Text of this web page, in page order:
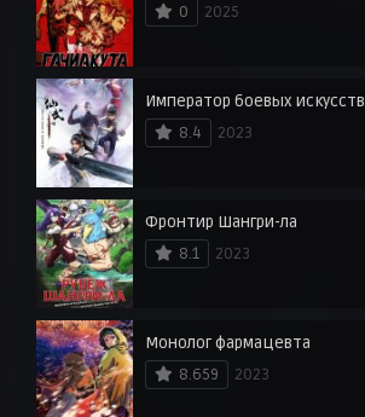
0
2025
Император боевых искусств
8.4
2023
Фронтир Шангри-ла
8.1
2023
Монолог фармацевта
8.659
2023